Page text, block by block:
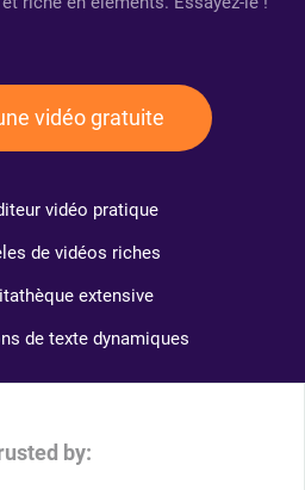
vidéo gratuite
vidéo pratique
de vidéos riches
extensive
de texte dynamiques
by: